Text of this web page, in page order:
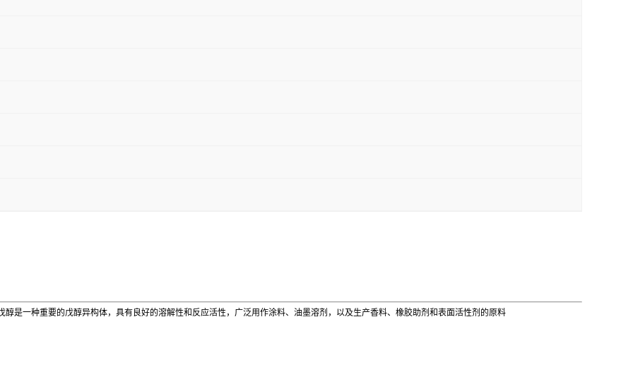
醇是一种重要的戊醇异构体，具有良好的溶解性和反应活性，广泛用作涂料、油墨溶剂，以及生产香料、橡胶助剂和表面活性剂的原料